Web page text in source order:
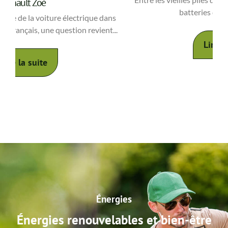
Énergies
Énergies renouvelables et bien-être